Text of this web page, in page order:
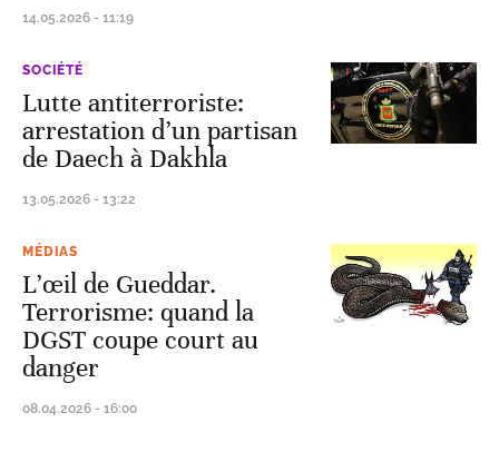
14.05.2026 - 11:19
SOCIÉTÉ
Lutte antiterroriste:
arrestation d’un partisan
de Daech à Dakhla
13.05.2026 - 13:22
MÉDIAS
L’œil de Gueddar.
Terrorisme: quand la
DGST coupe court au
danger
08.04.2026 - 16:00